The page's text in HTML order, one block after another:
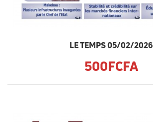
LE TEMPS 05/02/2026
500FCFA